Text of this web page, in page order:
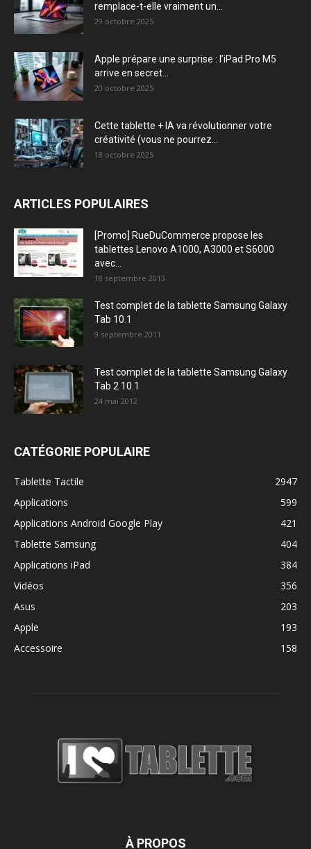
remplace-t-elle vraiment un...
29 octobre 2025
Apple prépare une surprise : l’iPad Pro M5
arrive en secret...
20 octobre 2025
Cette tablette + IA va révolutionner votre
créativité (vous ne pourrez...
18 octobre 2025
ARTICLES POPULAIRES
[Promo] RueDuCommerce propose les
tablettes Lenovo A1000, A3000 et S6000
avec...
18 septembre 2013
Test complet de la tablette Samsung Galaxy
Tab 10.1
9 septembre 2011
Test complet de la tablette Samsung Galaxy
Tab 2 10.1
24 mai 2012
CATÉGORIE POPULAIRE
Tablette Tactile
2947
Applications
599
Applications Android Google Play
421
Tablette Samsung
404
Applications iPad
384
Vidéos
356
Asus
203
Apple
193
Accessoire
158
À PROPOS